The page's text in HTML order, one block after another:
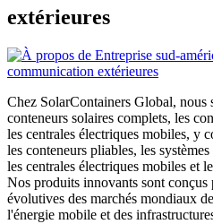
extérieures
Chez SolarContainers Global, nous
conteneurs solaires complets, les
les centrales électriques mobiles, y
les conteneurs pliables, les
les centrales électriques mobiles et
Nos produits innovants sont conçus
évolutives des marchés mondiaux
l'énergie mobile et des